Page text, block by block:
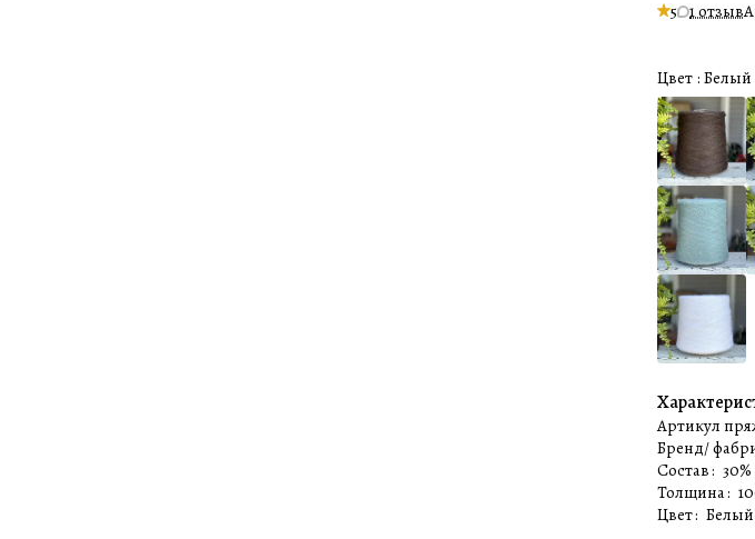
5 1 отзыв
Цвет :Белый️
Артикул
Бренд/
Состав:
Толщина:
Цвет: Белый️